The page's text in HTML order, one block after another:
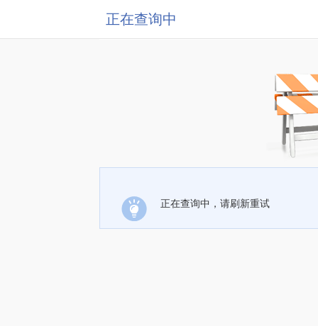
正在查询中
正在查询中，请刷新重试